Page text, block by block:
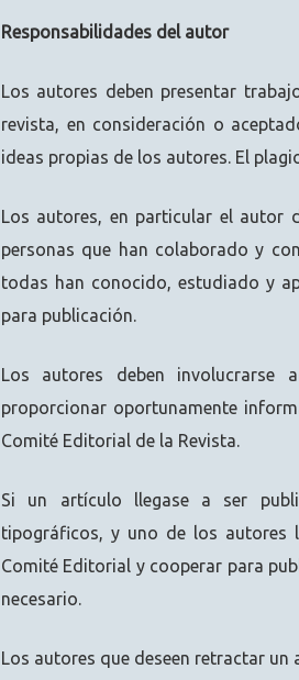
Responsabilidades del autor
Los autores deben presentar
revista, en consideración o
ideas propias de los autores. El
Los autores, en particular el autor
personas que han colaborado y
todas han conocido, estudiado y
para publicación.
Los autores deben involucrarse
proporcionar oportunamente
Comité Editorial de la Revista.
Si un artículo llegase a ser
tipográficos, y uno de los autores
Comité Editorial y cooperar para
necesario.
Los autores que deseen retractar